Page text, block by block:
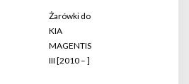
Żarówki do
KIA
MAGENTIS
III [2010 – ]